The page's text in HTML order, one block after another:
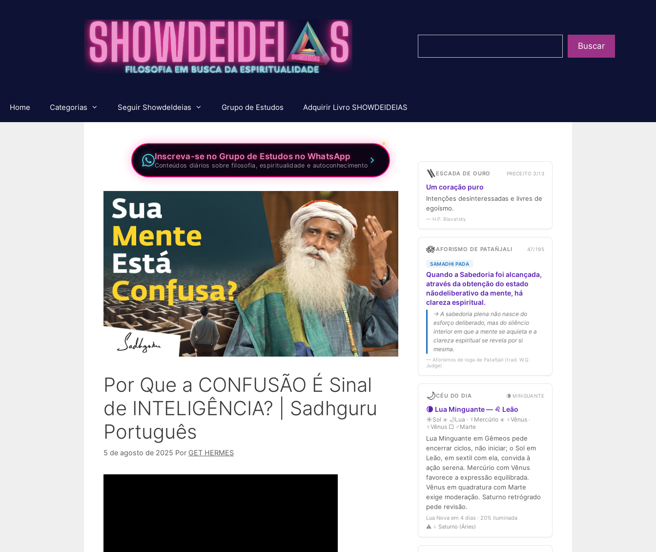
Buscar
Home Categorias Seguir ShowdeIdeias Grupo de Estudos Adquirir Livro SHOWDEIDEIAS
Inscreva-se no Grupo de Estudos no WhatsApp
Conteúdos diários sobre filosofia, espiritualidade e autoconhecimento
Por Que a CONFUSÃO É Sinal
de INTELIGÊNCIA? | Sadhguru
Português
5 de agosto de 2025 Por GET HERMES